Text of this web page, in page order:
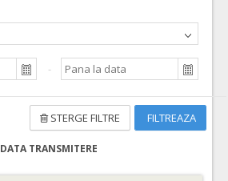
FILTREAZA
STERGE FILTRE
DATA TRANSMITERE